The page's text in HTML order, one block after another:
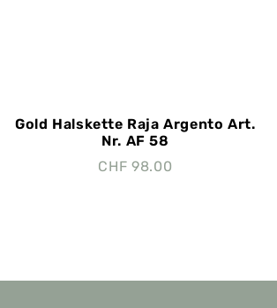
Gold Halskette Raja Argento Art.
Nr. AF 58
CHF 98.00